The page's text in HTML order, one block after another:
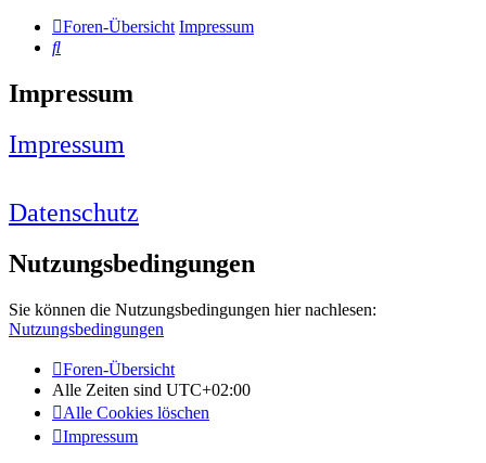
Foren-Übersicht Impressum
Suche
Impressum
Impressum
Datenschutz
Nutzungsbedingungen
Sie können die Nutzungsbedingungen hier nachlesen:
Nutzungsbedingungen
Foren-Übersicht
Alle Zeiten sind UTC+02:00
Alle Cookies löschen
Impressum